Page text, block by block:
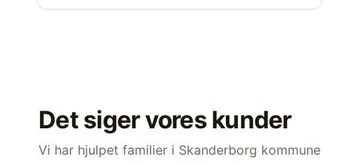
Det siger vores kunder
Vi har hjulpet familier i Skanderborg kommune